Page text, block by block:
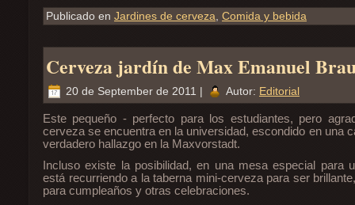
Publicado en Jardines de cerveza, Comida y bebida
Cerveza jardín de Max Emanuel
20 de September de 2011 | Autor: Editorial
Este pequeño - perfecto para los estudiantes, pero
cerveza se encuentra en la universidad, escondido en una
verdadero hallazgo en la Maxvorstadt.
Incluso existe la posibilidad, en una mesa especial para
está recurriendo a la taberna mini-cerveza para ser
para cumpleaños y otras celebraciones.